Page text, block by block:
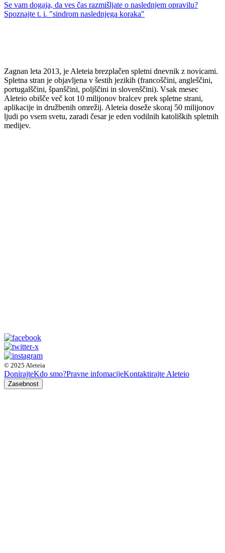
Se vam dogaja, da ves čas razmišljate o naslednjem opravilu?
Spoznajte t. i. "sindrom naslednjega koraka"
Zagnan leta 2013, je Aleteia brezplačen spletni dnevnik z novicami.
Spletna stran je objavljena v šestih jezikih (francoščini, angleščini,
portugalščini, španščini, poljščini in slovenščini). Vsak mesec
Aleteio obišče več kot 10 milijonov bralcev prek spletne strani,
aplikacije in družbenih omrežij. Aleteia doseže skoraj 50 milijonov
ljudi po vsem svetu, zaradi česar je eden vodilnih katoliških spletnih
medijev.
© 2025 Aleteia
DonirajteKdo smo?Pravne infomacijeKontaktirajte Aleteio
Zasebnost